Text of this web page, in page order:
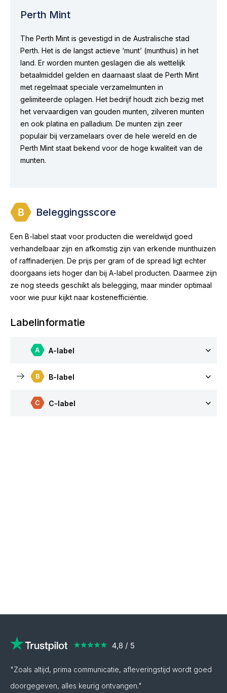
Perth Mint
The Perth Mint is gevestigd in de Australische stad
Perth. Het is de langst actieve ‘munt’ (munthuis) in het
land. Er worden munten geslagen die als wettelijk
betaalmiddel gelden en daarnaast slaat de Perth Mint
met regelmaat speciale verzamelmunten in
gelimiteerde oplagen. Het bedrijf houdt zich bezig met
het vervaardigen van gouden munten, zilveren munten
en ook platina en palladium. De munten zijn zeer
populair bij verzamelaars over de hele wereld en de
Perth Mint staat bekend voor de hoge kwaliteit van de
munten.
Beleggingsscore
Een B-label staat voor producten die wereldwijd goed
verhandelbaar zijn en afkomstig zijn van erkende munthuizen
of raffinaderijen. De prijs per gram of de spread ligt echter
doorgaans iets hoger dan bij A-label producten. Daarmee zijn
ze nog steeds geschikt als belegging, maar minder optimaal
voor wie puur kijkt naar kostenefficiëntie.
Labelinformatie
A-label
B-label
C-label
"Zoals altijd, prima communicatie, afleveringstijd wordt goed
doorgegeven, alles keurig ontvangen."